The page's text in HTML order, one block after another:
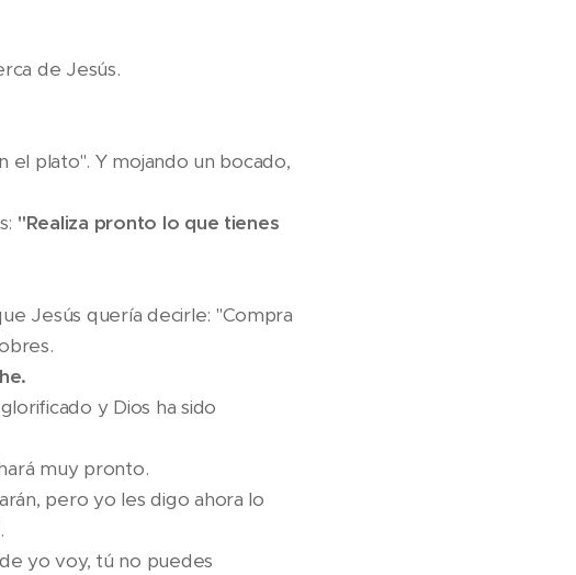
de Jesús.
el plato". Y mojando un bocado,
"Realiza pronto lo que tienes
Jesús quería decirle: "Compra
y Dios ha sido
muy pronto.
pero yo les digo ahora lo
yo voy, tú no puedes